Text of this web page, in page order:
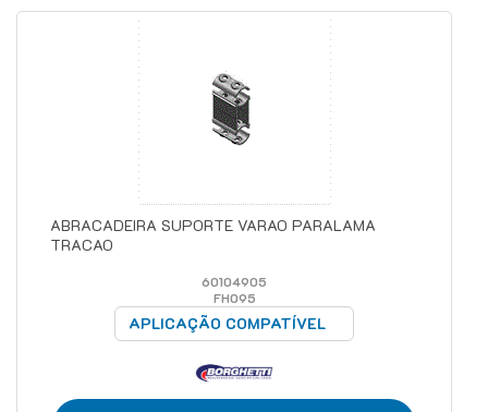
ABRACADEIRA SUPORTE VARAO PARALAMA
TRACAO
60104905
FH095
APLICAÇÃO COMPATÍVEL